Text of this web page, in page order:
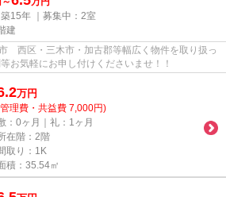
15年 ｜募集中： 2室
建
西区・三木市・加古郡等幅広く物件を取り扱っ
お気軽にお申し付けくださいませ！！
万円
理費・共益費 7,000円)
：0ヶ月｜礼：1ヶ月
在階：2階
取り：1K
積：35.54㎡